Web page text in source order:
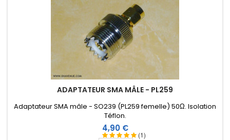
ADAPTATEUR SMA MÂLE - PL259
(1)
Adaptateur SMA mâle - SO239 (PL259 femelle) 50Ω. Isolation
Téflon.
Prix
4,90 €